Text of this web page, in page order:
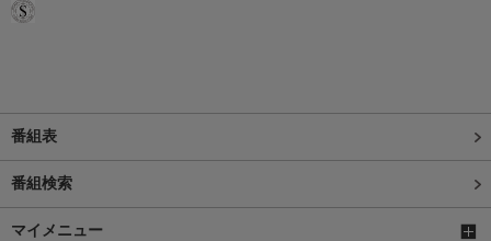
番組表
番組検索
マイメニュー